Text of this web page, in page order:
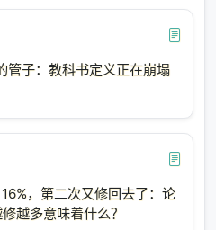
暴跌 33.8%
数（ReLU、GELU 等）来引
网络就会退化成单层线性
非线性的。
管子：教科书定义正在崩塌
，第二次又修回去了：论
越多意味着什么？